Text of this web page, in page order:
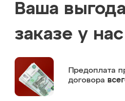
Ваша
заказе у нас
Предоплата
договора